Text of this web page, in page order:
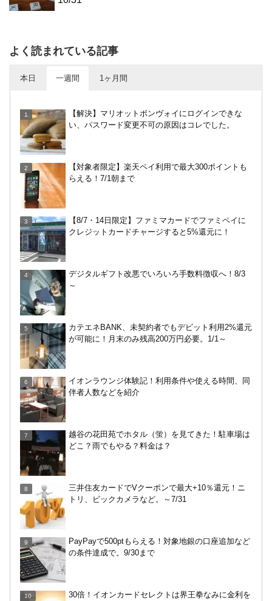
よく読まれている記事
本日 一週間 1ヶ月間
が可能に！月末のみ残高200万円必要。1/1～
り場やメリット・デメリットを解説
け4％増量！Yahoo!ふるさと納税で使おう
ド！
ない！最大15%増量のチャンス。8/1~31あたりまで
ICカード料金の引かれ方は？
大20％還元！〜5/10
い、パスワード変更不可の原因はコレでした。
技あり】Amazonギフト券の最低額が100円～に改
悪！デジタルは10倍に
【解決】マリオットボンヴォイにログインできな
い、パスワード変更不可の原因はコレでした。
【対象者限定】楽天ペイ利用で最大300ポイントも
らえる！7/1朝まで
【8/7・14日限定】ファミマカードでファミペイに
クレジットカードチャージすると5%還元に！
デジタルギフト改悪でいろいろ手数料徴収へ！8/3
～
カテエネBANK、未契約者でもデビット利用2%還元
が可能に！月末のみ残高200万円必要。1/1～
イオンラウンジ体験記！利用条件や使える時間、同
伴者人数などを紹介
越谷の花田苑でホタル（蛍）を見てきた！駐車場は
どこ？雨でもやる？料金は？
三井住友カードでVクーポンで最大+10％還元！ニ
トリ、ビックカメラなど。～7/31
PayPayで500ptもらえる！対象地銀の口座追加など
の条件達成で。9/30まで
30倍！イオンカードセレクトは界王拳なみに金利を